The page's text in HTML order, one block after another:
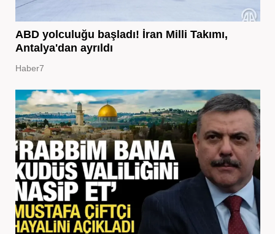
ABD yolculuğu başladı! İran Milli Takımı,
Antalya'dan ayrıldı
Haber7